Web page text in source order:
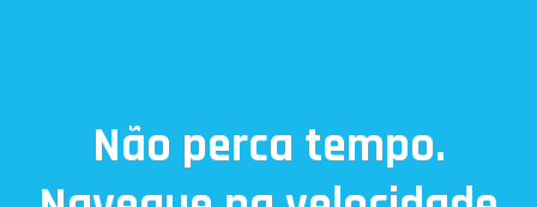
Não perca tempo.